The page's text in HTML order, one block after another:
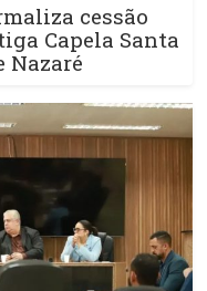
cessão
Capela Santa
Nazaré